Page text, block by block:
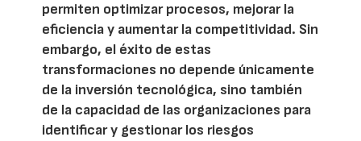
permiten optimizar procesos, mejorar la
eficiencia y aumentar la competitividad. Sin
embargo, el éxito de estas
transformaciones no depende únicamente
de la inversión tecnológica, sino también
de la capacidad de las organizaciones para
identificar y gestionar los riesgos